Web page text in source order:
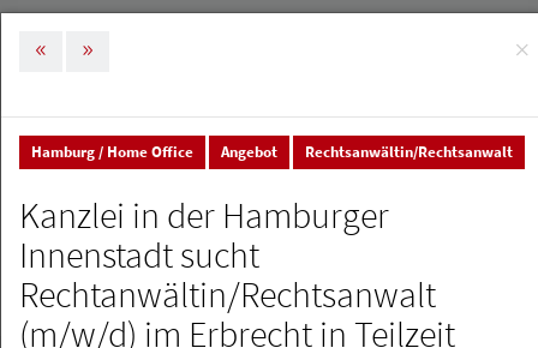
Stellenmarkt & Anzeigen Stellenanzeigen
Stellenanzeigen
Stellenanzeige erstellen
×
Hamburg / Home Office Angebot Rechtsanwältin/Rechtsanwalt
Kanzlei in der Hamburger
Innenstadt sucht
Rechtanwältin/Rechtsanwalt
(m/w/d) im Erbrecht in Teilzeit